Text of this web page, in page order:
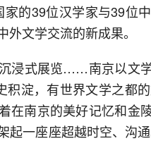
家的39位汉学家与39位
文学交流的新成果。
浸式展览……南京以文
积淀，有世界文学之都
在南京的美好记忆和金
起一座座超越时空、沟